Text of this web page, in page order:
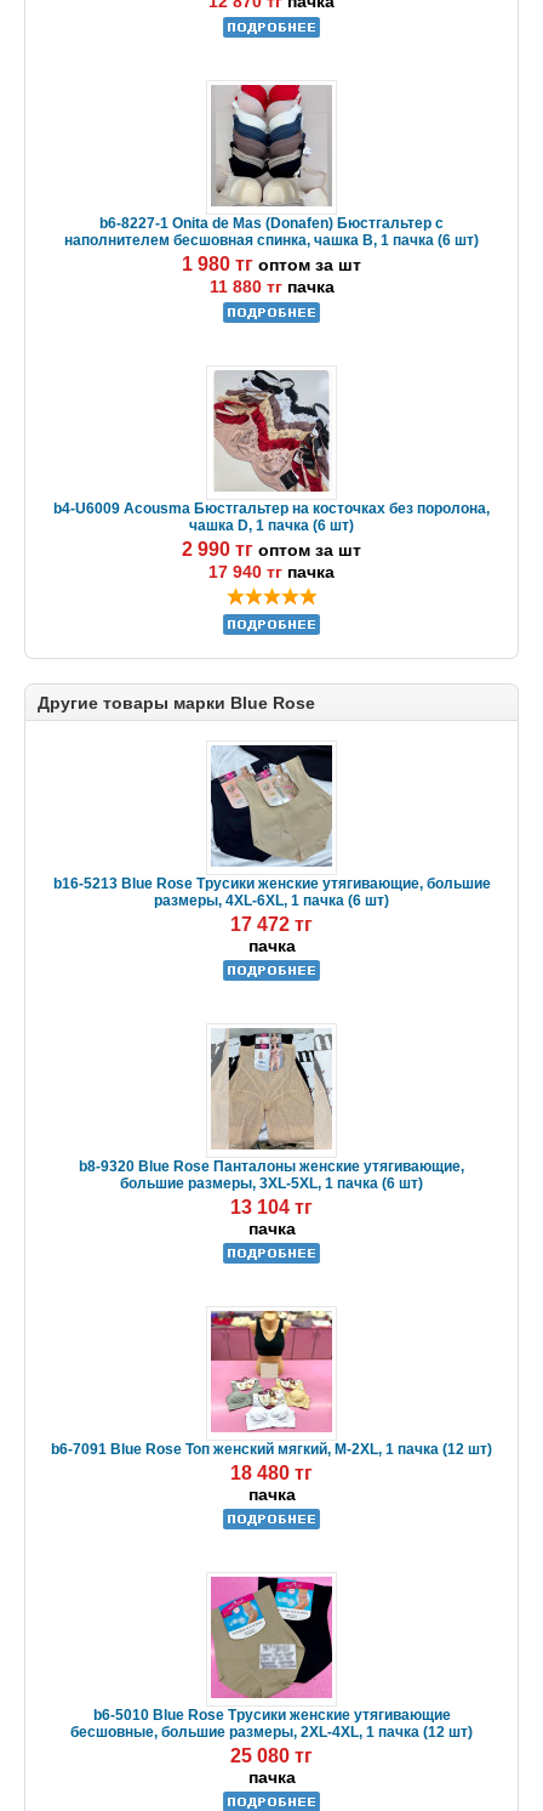
b6-8227-1 Onita de Mas (Donafen) Бюстгальтер с
наполнителем бесшовная спинка, чашка В, 1 пачка (6 шт)
1 980 тг оптом за шт
11 880 тг пачка
b4-U6009 Acousma Бюстгальтер на косточках без поролона,
чашка D, 1 пачка (6 шт)
2 990 тг оптом за шт
17 940 тг пачка
Другие товары марки Blue Rose
b16-5213 Blue Rose Трусики женские утягивающие, большие
размеры, 4XL-6XL, 1 пачка (6 шт)
17 472 тг
пачка
b8-9320 Blue Rose Панталоны женские утягивающие,
большие размеры, 3XL-5XL, 1 пачка (6 шт)
13 104 тг
пачка
b6-7091 Blue Rose Топ женский мягкий, M-2XL, 1 пачка (12 шт)
18 480 тг
пачка
b6-5010 Blue Rose Трусики женские утягивающие
бесшовные, большие размеры, 2XL-4XL, 1 пачка (12 шт)
25 080 тг
пачка